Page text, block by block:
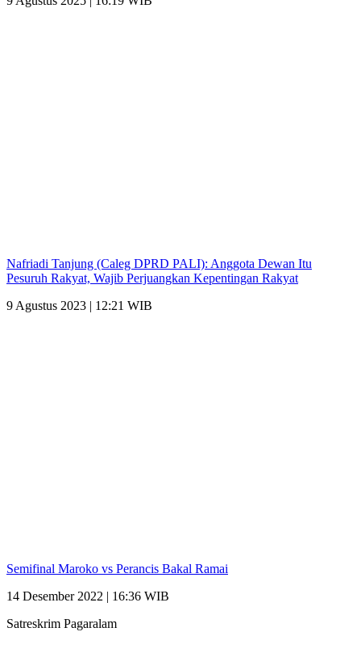
Nafriadi Tanjung (Caleg DPRD PALI): Anggota Dewan Itu
Pesuruh Rakyat, Wajib Perjuangkan Kepentingan Rakyat
9 Agustus 2023 | 12:21 WIB
Semifinal Maroko vs Perancis Bakal Ramai
14 Desember 2022 | 16:36 WIB
Satreskrim Pagaralam